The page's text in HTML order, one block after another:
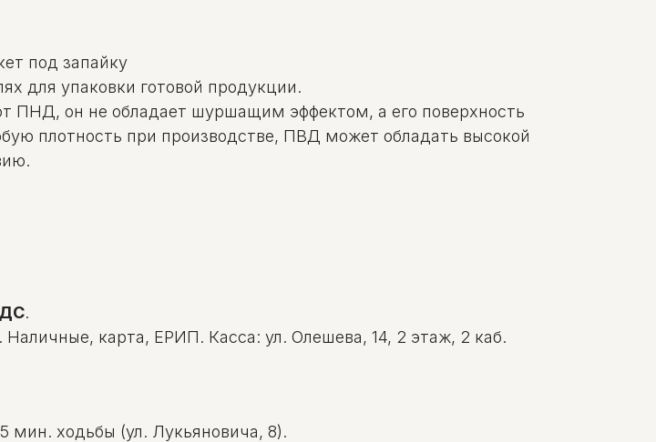
под запайку
для упаковки готовой продукции.
ПНД, он не обладает шуршащим эффектом, а его поверхность
плотность при производстве, ПВД может обладать высокой
.
карта, ЕРИП. Касса: ул. Олешева, 14, 2 этаж, 2 каб.
мин. ходьбы (ул. Лукьяновича, 8).